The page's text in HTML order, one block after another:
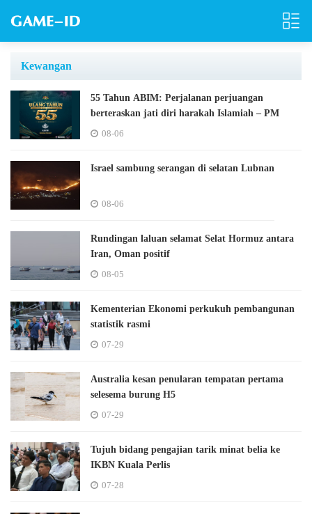
Kewangan
55 Tahun ABIM: Perjalanan perjuangan
berteraskan jati diri harakah Islamiah – PM
08-06
Israel sambung serangan di selatan Lubnan
08-06
Rundingan laluan selamat Selat Hormuz antara
Iran, Oman positif
08-05
Kementerian Ekonomi perkukuh pembangunan
statistik rasmi
07-29
Australia kesan penularan tempatan pertama
selesema burung H5
07-29
Tujuh bidang pengajian tarik minat belia ke
IKBN Kuala Perlis
07-28